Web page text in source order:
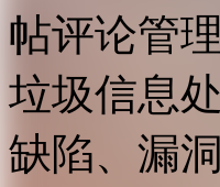
帖评论管
垃圾信息
缺陷、漏